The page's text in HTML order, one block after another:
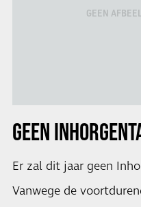
GEEN
GEEN
Er zal dit jaar geen
Vanwege de